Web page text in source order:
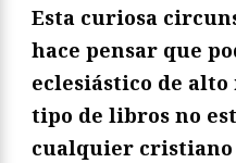
Esta curiosa
hace pensar que
eclesiástico de alto
tipo de libros no
cualquier cristiano